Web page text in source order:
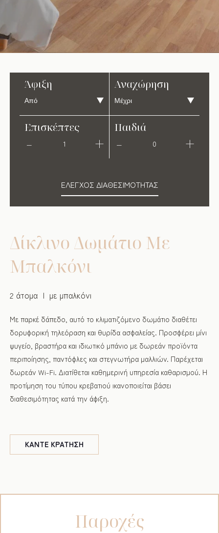
Άφιξη Αναχώρηση
Επισκέπτες
1
Παιδιά
0
ΈΛΕΓΧΟΣ ΔΙΑΘΕΣΙΜΌΤΗΤΑΣ
Δίκλινο Δωμάτιο Με
Μπαλκόνι
2 άτομα με μπαλκόνι
Με παρκέ δάπεδο, αυτό το κλιματιζόμενο δωμάτιο διαθέτει
δορυφορική τηλεόραση και θυρίδα ασφαλείας. Προσφέρει μίνι
ψυγείο, βραστήρα και ιδιωτικό μπάνιο με δωρεάν προϊόντα
περιποίησης, παντόφλες και στεγνωτήρα μαλλιών. Παρέχεται
δωρεάν Wi-Fi. Διατίθεται καθημερινή υπηρεσία καθαρισμού. Η
προτίμηση του τύπου κρεβατιού ικανοποιείται βάσει
διαθεσιμότητας κατά την άφιξη.
ΚΑΝΤΕ ΚΡΑΤΗΣΗ
Παροχές